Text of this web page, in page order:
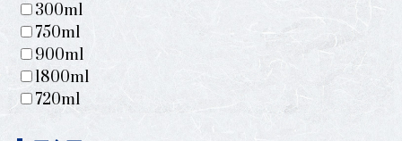
300ml
750ml
900ml
1800ml
720ml